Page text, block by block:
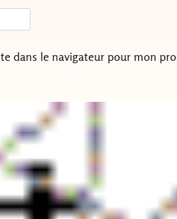
dans le navigateur pour mon